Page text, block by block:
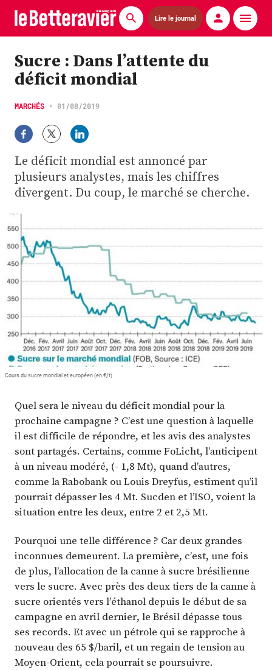
Lire le journal
Actualités
Économie
Agronomie
Matériels
La technique ITB
Pommes de terre
Guides pratiques
Chasse
Plus
Sucre : Dans l’attente du
déficit mondial
MARCHÉS • 01/08/2019
Le déficit mondial est annoncé par
plusieurs analystes, mais les chiffres
divergent. Du coup, le marché se cherche.
Cours du sucre mondial et européen (en €/t)
Quel sera le niveau du déficit mondial pour la
prochaine campagne ? C’est une question à laquelle
il est difficile de répondre, et les avis des analystes
sont partagés. Certains, comme FoLicht, l’anticipent
à un niveau modéré, (- 1,8 Mt), quand d’autres,
comme la Rabobank ou Louis Dreyfus, estiment qu’il
pourrait dépasser les 4 Mt. Sucden et l’ISO, voient la
situation entre les deux, entre 2 et 2,5 Mt.
Pourquoi une telle différence ? Car deux grandes
inconnues demeurent. La première, c’est, une fois
de plus, l’allocation de la canne à sucre brésilienne
vers le sucre. Avec près des deux tiers de la canne à
sucre orientés vers l’éthanol depuis le début de sa
campagne en avril dernier, le Brésil dépasse tous
ses records. Et avec un pétrole qui se rapproche à
nouveau des 65 $/baril, et un regain de tension au
Moyen-Orient, cela pourrait se poursuivre.